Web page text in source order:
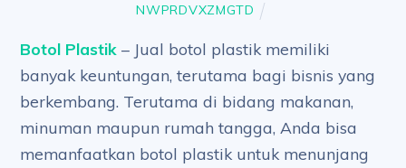
NWPRDVXZMGTD
Botol Plastik – Jual botol plastik memiliki
banyak keuntungan, terutama bagi bisnis yang
berkembang. Terutama di bidang makanan,
minuman maupun rumah tangga, Anda bisa
memanfaatkan botol plastik untuk menunjang